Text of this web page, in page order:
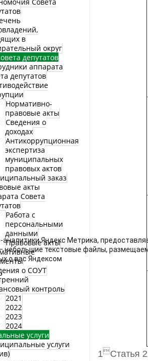
в
округ
депутатов
аппарата
депутатов
Нормативно-
правовые акты
Сведения о
доходах
Антикоррупционная
экспертиза
муниципальных
правовых актов
заказ
акты
Совета
Работа с
персональными
данными
Правовые акты
о СОУТ
контроль
2021
2022
2023
2024
услуги
услуги
1Статья
аналитики Яндекс Метрика,
небольшие текстовые файлы,
о вас Яндексом